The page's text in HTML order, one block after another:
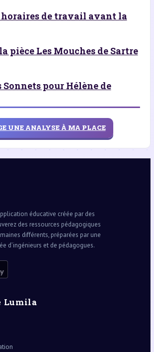
horaires de travail avant la
pièce Les Mouches de Sartre
Sonnets pour Hélène de
UNE ANALYSE À MA PLACE
éducative créée par des
des ressources pédagogiques
différents, préparées par une
d’ingénieurs et de pédagogues.
Lumila